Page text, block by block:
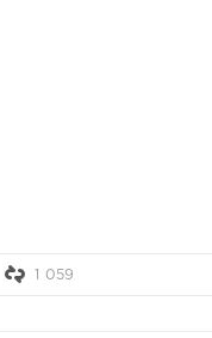
1 059